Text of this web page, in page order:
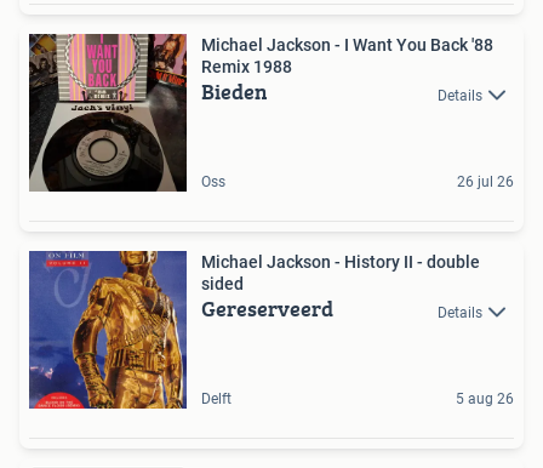
Michael Jackson - I Want You Back '88
Remix 1988
Bieden Details
Oss 26 jul 26
Michael Jackson - History II - double
sided
Gereserveerd Details
Delft 5 aug 26